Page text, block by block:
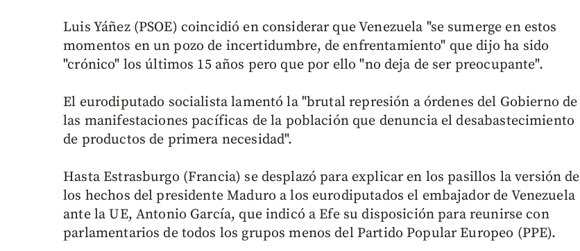
Luis Yáñez (PSOE) coincidió en considerar que Venezuela "se sumerge en estos
momentos en un pozo de incertidumbre, de enfrentamiento" que dijo ha sido
"crónico" los últimos 15 años pero que por ello "no deja de ser preocupante".
El eurodiputado socialista lamentó la "brutal represión a órdenes del Gobierno de
las manifestaciones pacíficas de la población que denuncia el desabastecimiento
de productos de primera necesidad".
Hasta Estrasburgo (Francia) se desplazó para explicar en los pasillos la versión de
los hechos del presidente Maduro a los eurodiputados el embajador de Venezuela
ante la UE, Antonio García, que indicó a Efe su disposición para reunirse con
parlamentarios de todos los grupos menos del Partido Popular Europeo (PPE).